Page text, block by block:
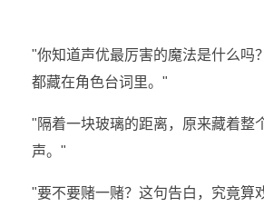
"你知道声优最厉害的魔法是什么吗
都藏在角色台词里。"
"隔着一块玻璃的距离，原来藏着整
声。"
"要不要赌一赌？这句告白，究竟算